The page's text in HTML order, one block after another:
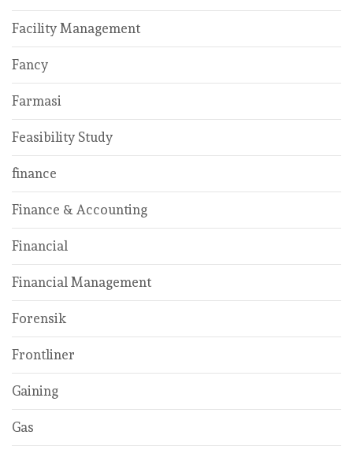
Facility Management
Fancy
Farmasi
Feasibility Study
finance
Finance & Accounting
Financial
Financial Management
Forensik
Frontliner
Gaining
Gas